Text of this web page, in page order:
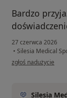
Bardzo
27 czerwca 2026
• Silesia Medical
w opinii użytkownika
zgłoś nadużycie
Silesia